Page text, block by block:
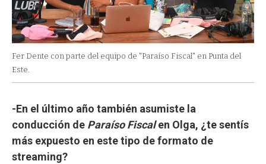
Fer Dente con parte del equipo de "Paraíso Fiscal" en Punta del
Este.
-En el último año también asumiste la
conducción de Paraíso Fiscalen Olga, ¿te sentís
más expuesto en este tipo de formato de
streaming?